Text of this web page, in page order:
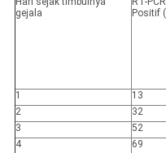
gejala
Positif
1 13
2
32
3
52
4
69